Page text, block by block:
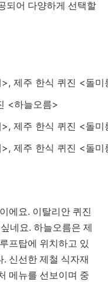
되어 다양하게 선택할
제주 한식 퀴진 <돌미
<하늘오름>
제주 한식 퀴진 <돌
제주 한식 퀴진 <돌
에요. 이탈리안 퀴진
네요. 하늘오름은 제
프탑에 위치하고 있
신선한 제철 식자재
메뉴를 선보이며 중